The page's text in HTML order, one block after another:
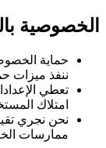
الخصوصية
حماية
ننفذ ميزات
تعطي
امتلاك
نحن نجري
ممارسات